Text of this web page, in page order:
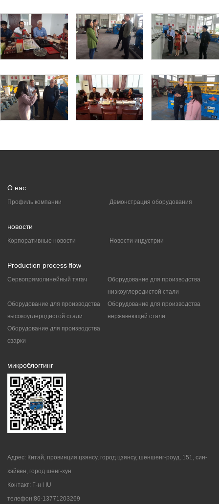
О нас
Профиль компании Демонстрация оборудования
новости
Корпоративные новости Новости индустрии
Production process flow
Сервопрямолинейный тягач
Оборудование для производства
низкоуглеродистой стали
Оборудование для производства
высокоуглеродистой стали
Оборудование для производства
нержавеющей стали
Оборудование для производства
сварки
микроблоггинг
Адрес: Китай, провинция цзянсу, город цзянсу, шеншенг-роуд, 151, син-
хэйвен, город шенг-хун
Контакт: Г-н l IU
телефон:86-13771203269